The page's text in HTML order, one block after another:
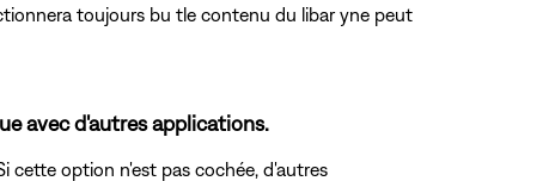
toujours bu tle contenu du libar yne peut
avec d'autres applications.
Si cette option n'est pas cochée, d'autres